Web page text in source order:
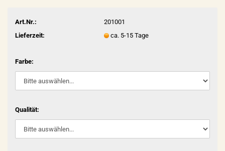
Art.Nr.:
201001
Lieferzeit:
ca. 5-15 Tage
Farbe:
Qualität: